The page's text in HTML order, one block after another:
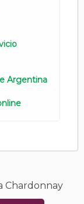
Argentina
Chardonnay